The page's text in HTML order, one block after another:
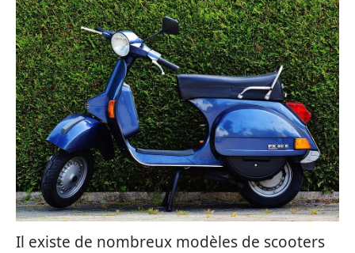
Il existe de nombreux modèles de scooters